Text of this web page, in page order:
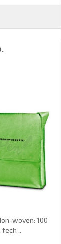
woven: 100
fech ...